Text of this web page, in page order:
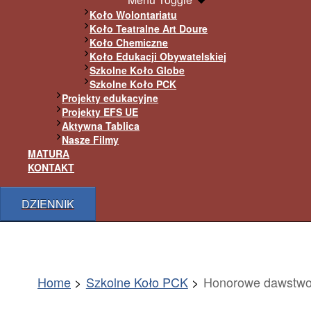
Koło Wolontariatu
Koło Teatralne Art Doure
Koło Chemiczne
Koło Edukacji Obywatelskiej
Szkolne Koło Globe
Szkolne Koło PCK
Projekty edukacyjne
Projekty EFS UE
Aktywna Tablica
Nasze Filmy
MATURA
KONTAKT
DZIENNIK
Home Szkolne Koło PCK Honorowe